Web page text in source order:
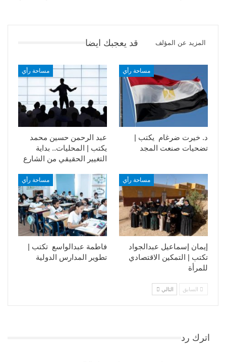
قد يعجبك ايضا المزيد عن المؤلف
مساحة رأي
عبد الرحمن حسين محمد
يكتب | المحليات.. بداية
التغيير الحقيقي من الشارع
مساحة رأي
د. خيرت ضرغام يكتب |
تضحيات صنعت المجد
مساحة رأي
فاطمة عبدالواسع تكتب |
تطوير المدارس الدولية
مساحة رأي
إيمان إسماعيل عبدالجواد
تكتب | التمكين الاقتصادي
للمرأة
السابق التالي
اترك رد